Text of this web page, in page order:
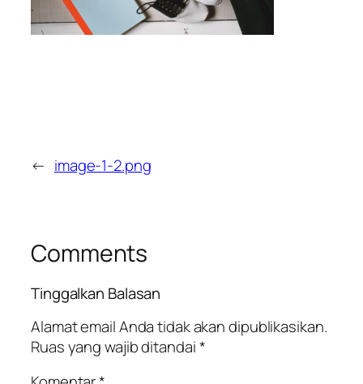
← image-1-2.png
Comments
Tinggalkan Balasan
Alamat email Anda tidak akan dipublikasikan.
Ruas yang wajib ditandai*